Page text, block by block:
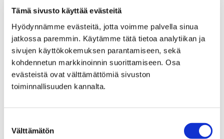
Tämä sivusto käyttää evästeitä
Hyödynnämme evästeitä, jotta voimme palvella sinua
jatkossa paremmin. Käytämme tätä tietoa analytiikan ja
sivujen käyttökokemuksen parantamiseen, sekä
kohdennetun markkinoinnin suorittamiseen. Osa
evästeistä ovat välttämättömiä sivuston
toiminnallisuuden kannalta.
valinta
Välttämätön
Porin Vesi, liikelaitos
Yhteystiedot
Yhteystiedot